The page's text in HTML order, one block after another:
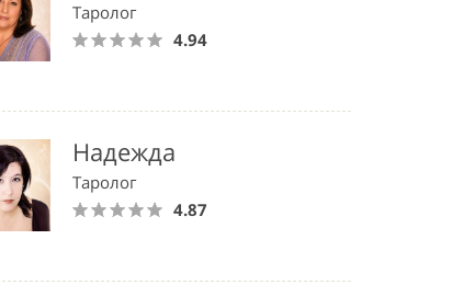
Таролог
4.94
Надежда
Таролог
4.87